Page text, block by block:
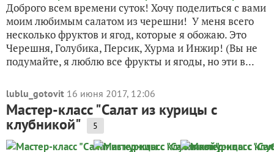
Доброго всем времени суток! Хочу поделиться с вами
моим любимым салатом из черешни! У меня всего
несколько фруктов и ягод, которые я обожаю. Это
Черешня, Голубика, Персик, Хурма и Инжир! (Вы не
подумайте, я люблю все фрукты и ягоды, но эти в...
lublu_gotovit 16 июня 2017, 12:06
Мастер-класс "Салат из курицы с
клубникой" 5